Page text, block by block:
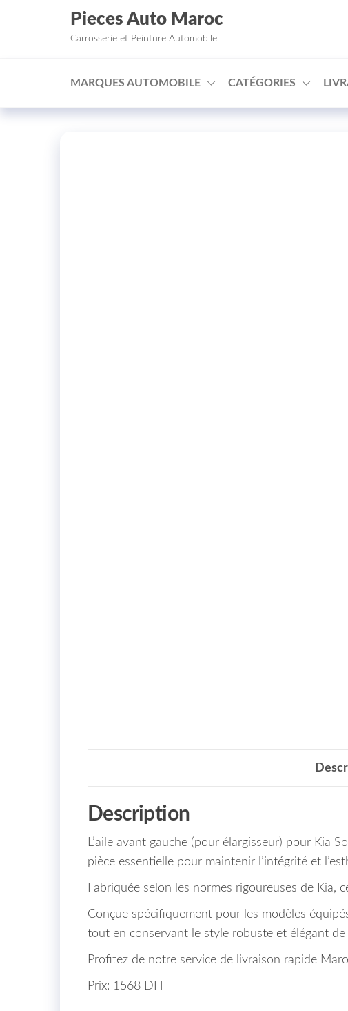
□
Aller au contenu
Pieces Auto Maroc
Carrosserie et Peinture Automobile
MARQUES AUTOMOBILE CATÉGORIES
Description
L’aile avant gauche (pour élargisseur) pour Kia
pièce essentielle pour maintenir l’intégrité et
Fabriquée selon les normes rigoureuses de
Conçue spécifiquement pour les modèles
tout en conservant le style robuste et élégant
Profitez de notre service de livraison rapide
Prix: 1568 DH